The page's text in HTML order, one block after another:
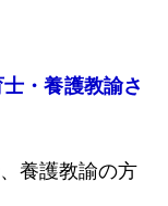
・養護教諭さ
養護教諭の方